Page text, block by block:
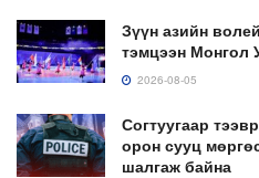
Зүүн азийн
тэмцээн Монгол
2026-08-05
Согтуугаар
орон сууц
шалгаж байна